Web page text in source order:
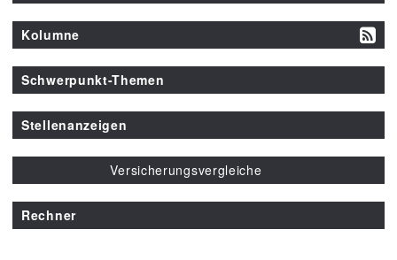
Kolumne
Schwerpunkt-Themen
Stellenanzeigen
Versicherungsvergleiche
Rechner